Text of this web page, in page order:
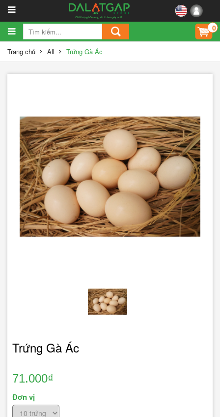
0
Trang chủ All Trứng Gà Ác
Trứng Gà Ác
71.000₫
Đơn vị